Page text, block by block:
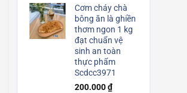
Cơm cháy chà
bông ăn là ghiền
thơm ngon 1 kg
đạt chuẩn vệ
sinh an toàn
thực phẩm
Scdcc3971
200.000₫
suốt sang trọng đẹp mắt Scd3801 số lượng